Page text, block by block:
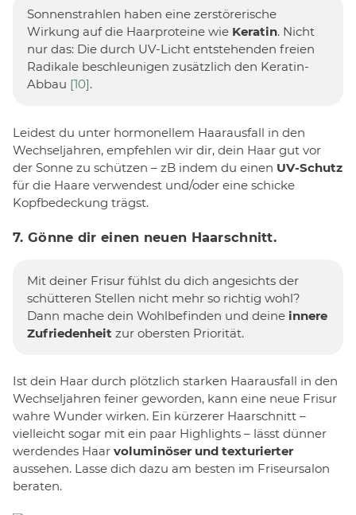
Sonnenstrahlen haben eine zerstörerische
Wirkung auf die Haarproteine wie Keratin. Nicht
nur das: Die durch UV-Licht entstehenden freien
Radikale beschleunigen zusätzlich den Keratin-
Abbau [10].
Leidest du unter hormonellem Haarausfall in den
Wechseljahren, empfehlen wir dir, dein Haar gut vor
der Sonne zu schützen – zB indem du einen UV-Schutz
für die Haare verwendest und/oder eine schicke
Kopfbedeckung trägst.
7. Gönne dir einen neuen Haarschnitt.
Mit deiner Frisur fühlst du dich angesichts der
schütteren Stellen nicht mehr so richtig wohl?
Dann mache dein Wohlbefinden und deine innere
Zufriedenheit zur obersten Priorität.
Ist dein Haar durch plötzlich starken Haarausfall in den
Wechseljahren feiner geworden, kann eine neue Frisur
wahre Wunder wirken. Ein kürzerer Haarschnitt –
vielleicht sogar mit ein paar Highlights – lässt dünner
werdendes Haar voluminöser und texturierter
aussehen. Lasse dich dazu am besten im Friseursalon
beraten.